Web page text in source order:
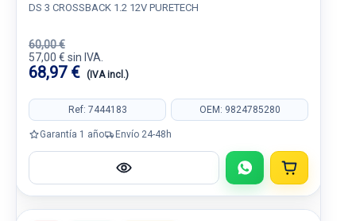
DS 3 CROSSBACK 1.2 12V PURETECH
60,00 €
57,00 € sin IVA.
68,97 € (IVA incl.)
Ref: 7444183 OEM: 9824785280
Garantía 1 año Envío 24-48h